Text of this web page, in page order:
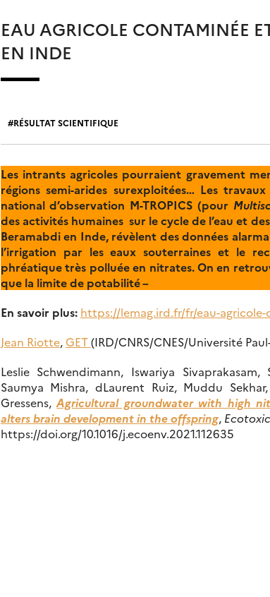
EAU AGRICOLE CONTAMINÉE
EN INDE
RÉSULTAT SCIENTIFIQUE
Les intrants agricoles pourraient gravement
régions semi-arides surexploitées… Les
national d’observation M-TROPICS (pour
des activités humaines sur le cycle de l’eau et
Beramabdi en Inde, révèlent des données
l’irrigation par les eaux souterraines et le
phréatique très polluée en nitrates. On en
que la limite de potabilité –
En savoir plus: https://lemag.ird.fr/fr/eau-
Jean Riotte, GET(IRD/CNRS/CNES/Université
Leslie Schwendimann, Iswariya
Saumya Mishra, dLaurent Ruiz, Muddu
Gressens,Agricultural groundwater with high
alters brain development in the offspring,
https://doi.org/10.1016/j.ecoenv.2021.112635